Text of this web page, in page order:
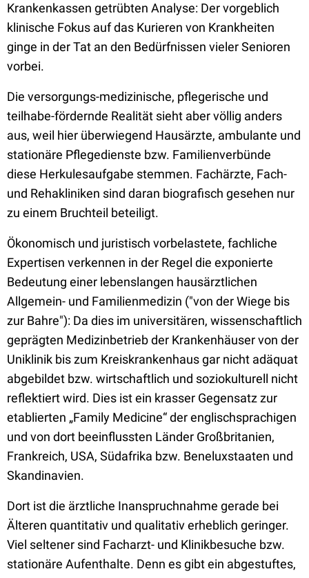
Krankenkassen getrübten Analyse: Der vorgeblich
klinische Fokus auf das Kurieren von Krankheiten
ginge in der Tat an den Bedürfnissen vieler Senioren
vorbei.
Die versorgungs-medizinische, pflegerische und
teilhabe-fördernde Realität sieht aber völlig anders
aus, weil hier überwiegend Hausärzte, ambulante und
stationäre Pflegedienste bzw. Familienverbünde
diese Herkulesaufgabe stemmen. Fachärzte, Fach-
und Rehakliniken sind daran biografisch gesehen nur
zu einem Bruchteil beteiligt.
Ökonomisch und juristisch vorbelastete, fachliche
Expertisen verkennen in der Regel die exponierte
Bedeutung einer lebenslangen hausärztlichen
Allgemein- und Familienmedizin ("von der Wiege bis
zur Bahre"): Da dies im universitären, wissenschaftlich
geprägten Medizinbetrieb der Krankenhäuser von der
Uniklinik bis zum Kreiskrankenhaus gar nicht adäquat
abgebildet bzw. wirtschaftlich und soziokulturell nicht
reflektiert wird. Dies ist ein krasser Gegensatz zur
etablierten „Family Medicine“ der englischsprachigen
und von dort beeinflussten Länder Großbritanien,
Frankreich, USA, Südafrika bzw. Beneluxstaaten und
Skandinavien.
Dort ist die ärztliche Inanspruchnahme gerade bei
Älteren quantitativ und qualitativ erheblich geringer.
Viel seltener sind Facharzt- und Klinikbesuche bzw.
stationäre Aufenthalte. Denn es gibt ein abgestuftes,